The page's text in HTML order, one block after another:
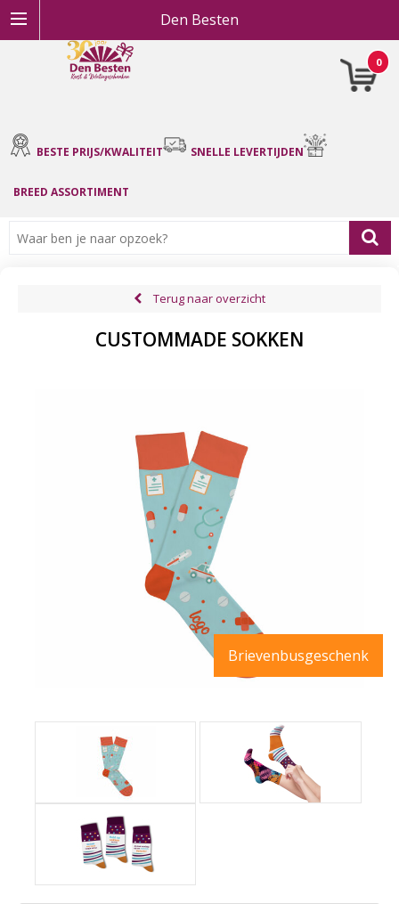
Den Besten
0
BESTE PRIJS/KWALITEIT SNELLE LEVERTIJDEN
BREED ASSORTIMENT
Terug naar overzicht
CUSTOMMADE SOKKEN
Brievenbusgeschenk